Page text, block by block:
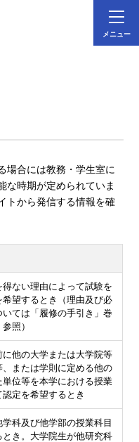
メニュー
場合には教務・学生室に
な時期が定められていま
トから発信する情報を確
ない理由によって試験を
希望するとき（理由及び必
ては「履修の手引き」巻
照）
他の大学または大学院等
または学則に定める他の
単位等を本学における授業
定を希望するとき
科及び他学部の授業科目
き。大学院生が他研究科